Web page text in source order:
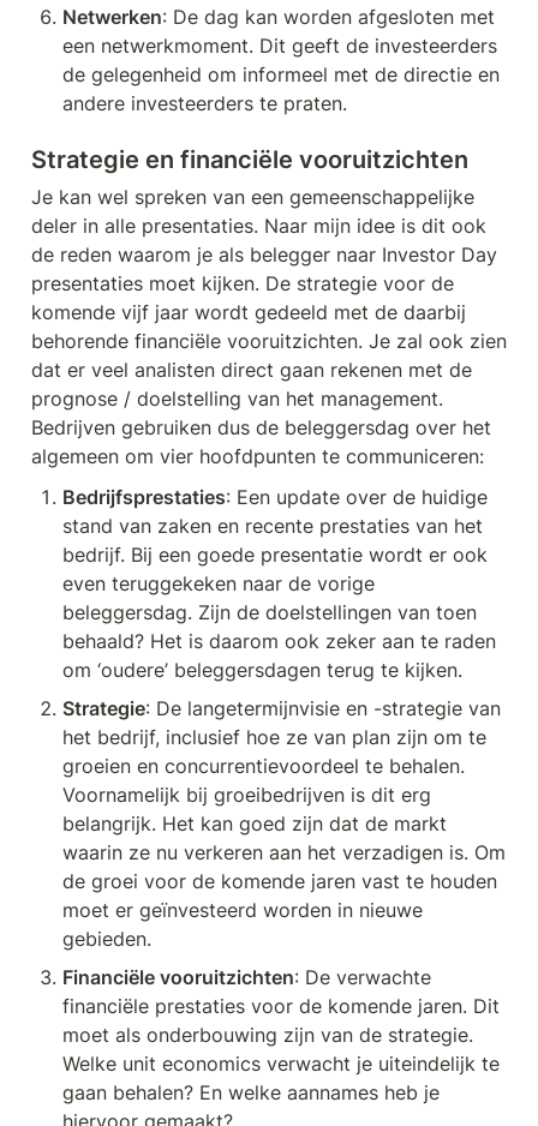
Netwerken: De dag kan worden afgesloten met
een netwerkmoment. Dit geeft de investeerders
de gelegenheid om informeel met de directie en
andere investeerders te praten.
Strategie en financiële vooruitzichten
Je kan wel spreken van een gemeenschappelijke
deler in alle presentaties. Naar mijn idee is dit ook
de reden waarom je als belegger naar Investor Day
presentaties moet kijken. De strategie voor de
komende vijf jaar wordt gedeeld met de daarbij
behorende financiële vooruitzichten. Je zal ook zien
dat er veel analisten direct gaan rekenen met de
prognose / doelstelling van het management.
Bedrijven gebruiken dus de beleggersdag over het
algemeen om vier hoofdpunten te communiceren:
Bedrijfsprestaties: Een update over de huidige
stand van zaken en recente prestaties van het
bedrijf. Bij een goede presentatie wordt er ook
even teruggekeken naar de vorige
beleggersdag. Zijn de doelstellingen van toen
behaald? Het is daarom ook zeker aan te raden
om ‘oudere’ beleggersdagen terug te kijken.
Strategie: De langetermijnvisie en -strategie van
het bedrijf, inclusief hoe ze van plan zijn om te
groeien en concurrentievoordeel te behalen.
Voornamelijk bij groeibedrijven is dit erg
belangrijk. Het kan goed zijn dat de markt
waarin ze nu verkeren aan het verzadigen is. Om
de groei voor de komende jaren vast te houden
moet er geïnvesteerd worden in nieuwe
gebieden.
Financiële vooruitzichten: De verwachte
financiële prestaties voor de komende jaren. Dit
moet als onderbouwing zijn van de strategie.
Welke unit economics verwacht je uiteindelijk te
gaan behalen? En welke aannames heb je
hiervoor gemaakt?